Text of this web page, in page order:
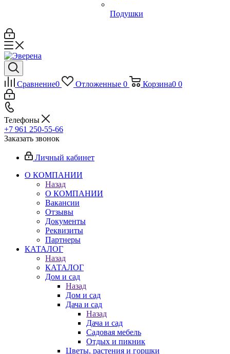
Подушки
Сравнение0 Отложенные 0 Корзина0 0
Телефоны
+7 961 250-55-66
Заказать звонок
Личный кабинет
О КОМПАНИИ
Назад
О КОМПАНИИ
Вакансии
Отзывы
Документы
Реквизиты
Партнеры
КАТАЛОГ
Назад
КАТАЛОГ
Дом и сад
Назад
Дом и сад
Дача и сад
Назад
Дача и сад
Садовая мебель
Отдых и пикник
Цветы, растения и горшки